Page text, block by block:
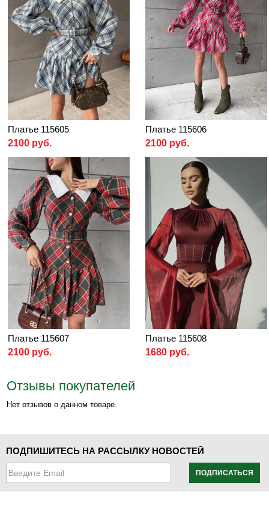
Платье 115605
2100 руб.
Платье 115606
2100 руб.
Платье 115607
2100 руб.
Платье 115608
1680 руб.
Отзывы покупателей
Нет отзывов о данном товаре.
ПОДПИШИТЕСЬ НА РАССЫЛКУ НОВОСТЕЙ
ПОДПИСАТЬСЯ